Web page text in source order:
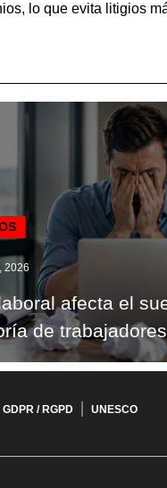
lo que evita litigios
2026
afecta el
de trabajadores
/ RGPD UNESCO